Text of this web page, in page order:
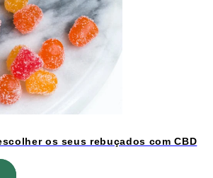
os seus rebuçados com CBD